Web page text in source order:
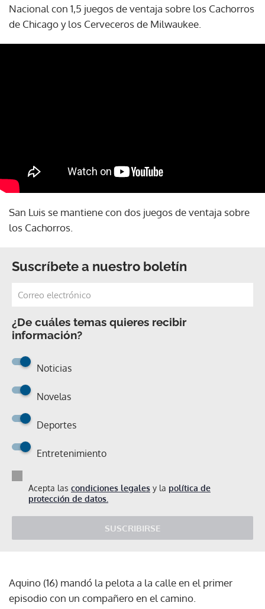
Nacional con 1,5 juegos de ventaja sobre los Cachorros
de Chicago y los Cerveceros de Milwaukee.
San Luis se mantiene con dos juegos de ventaja sobre
los Cachorros.
Suscríbete a nuestro boletín
¿De cuáles temas quieres recibir
información?
Noticias
Novelas
Deportes
Entretenimiento
Acepta las condiciones legales y la política de
protección de datos.
SUSCRIBIRSE
Aquino (16) mandó la pelota a la calle en el primer
episodio con un compañero en el camino.